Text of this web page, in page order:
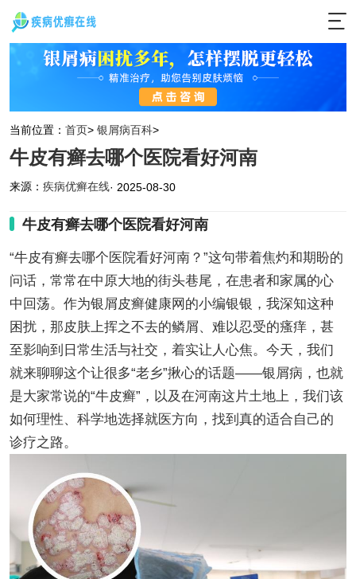
当前位置： 首页> 银屑病百科>
牛皮有癣去哪个医院看好河南
来源： 疾病优癣在线· 2025-08-30
牛皮有癣去哪个医院看好河南
“牛皮有癣去哪个医院看好河南？”这句带着焦灼和期盼的
问话，常常在中原大地的街头巷尾，在患者和家属的心
中回荡。作为银屑皮癣健康网的小编银银，我深知这种
困扰，那皮肤上挥之不去的鳞屑、难以忍受的瘙痒，甚
至影响到日常生活与社交，着实让人心焦。今天，我们
就来聊聊这个让很多“老乡”揪心的话题——银屑病，也就
是大家常说的“牛皮癣”，以及在河南这片土地上，我们该
如何理性、科学地选择就医方向，找到真的适合自己的
诊疗之路。